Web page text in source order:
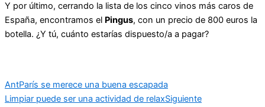
Y por último, cerrando la lista de los cinco vinos más caros de
España, encontramos el Pingus, con un precio de 800 euros la
botella. ¿Y tú, cuánto estarías dispuesto/a a pagar?
AntParís se merece una buena escapada
Limpiar puede ser una actividad de relaxSiguiente